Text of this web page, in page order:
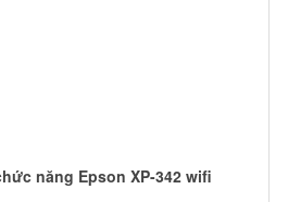
năng Epson XP-342 wifi